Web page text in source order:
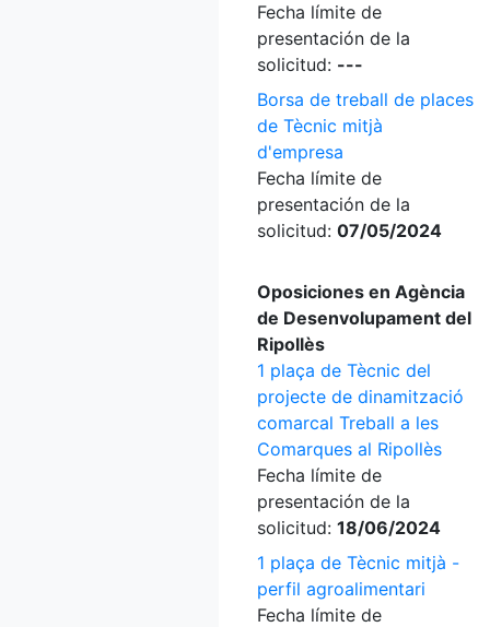
Fecha límite de
presentación de la
solicitud: ---
Borsa de treball de places
de Tècnic mitjà
d'empresa
Fecha límite de
presentación de la
solicitud: 07/05/2024
Oposiciones en Agència
de Desenvolupament del
Ripollès
1 plaça de Tècnic del
projecte de dinamització
comarcal Treball a les
Comarques al Ripollès
Fecha límite de
presentación de la
solicitud: 18/06/2024
1 plaça de Tècnic mitjà -
perfil agroalimentari
Fecha límite de